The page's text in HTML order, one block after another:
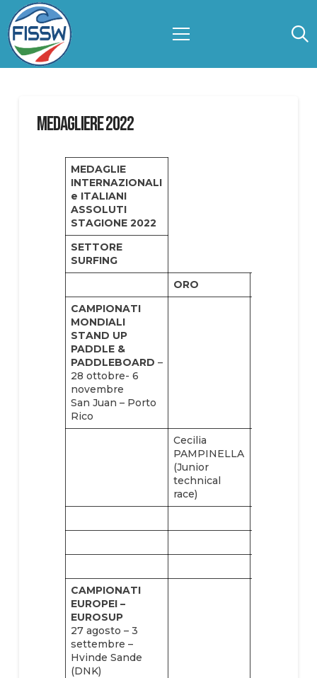
Medagliere 2022
MEDAGLIE
INTERNAZIONALI
e ITALIANI
ASSOLUTI
STAGIONE 2022
SETTORE
SURFING
ORO
CAMPIONATI
MONDIALI
STAND UP
PADDLE &
PADDLEBOARD –
28 ottobre- 6
novembre
San Juan – Porto
Rico
Cecilia
PAMPINELLA
(Junior
technical
race)
CAMPIONATI
EUROPEI –
EUROSUP
27 agosto – 3
settembre –
Hvinde Sande
(DNK)